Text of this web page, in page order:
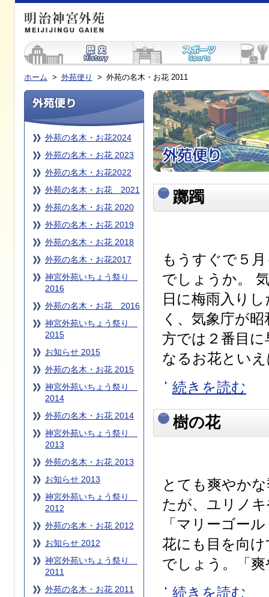
ホーム > 外苑便り > 外苑の名木・お花 2011
躑躅
もうすぐで５
でしょうか。
日に梅雨入り
く、気象庁が
方では２番目
なるお花と
続きを読む
樹の花
とても爽やか
たが、ユリノ
「マリーゴー
花にも目を向
でしょう。「
続きを読む
外苑の名木・お花2024
外苑の名木・お花 2023
外苑の名木・お花2022
外苑の名木・お花 2021
外苑の名木・お花 2020
外苑の名木・お花 2019
外苑の名木・お花 2018
外苑の名木・お花2017
神宮外苑いちょう祭り
2016
外苑の名木・お花 2016
神宮外苑いちょう祭り
2015
お知らせ 2015
外苑の名木・お花 2015
神宮外苑いちょう祭り
2014
外苑の名木・お花 2014
神宮外苑いちょう祭り
2013
外苑の名木・お花 2013
お知らせ 2013
神宮外苑いちょう祭り
2012
外苑の名木・お花 2012
お知らせ 2012
神宮外苑いちょう祭り
2011
外苑の名木・お花 2011